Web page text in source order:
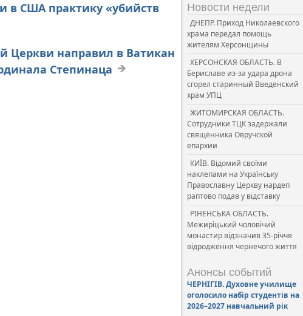
в США практику «убийств
Церкви направил в Ватикан
Степинаца
Новости недели
ДНЕПР. Приход Николаевского
храма передал помощь
жителям Херсонщины
ХЕРСОНСКАЯ ОБЛАСТЬ. В
Бериславе из-за удара дрона
сгорел старинный Введенский
храм УПЦ
ЖИТОМИРСКАЯ ОБЛАСТЬ.
Сотрудники ТЦК задержали
священника Овручской
епархии
КИЇВ. Відомий своїми
наклепами на Українську
Православну Церкву нардеп
раптово подав у відставку
РІНЕНСЬКА ОБЛАСТЬ.
Межиріцький чоловічий
монастир відзначив 35-річчя
відродження чернечого життя
Анонсы событий
ЧЕРНІГІВ. Духовне училище
оголосило набір студентів на
2026–2027 навчальний рік